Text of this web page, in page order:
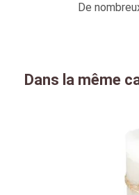
De
Dans la même